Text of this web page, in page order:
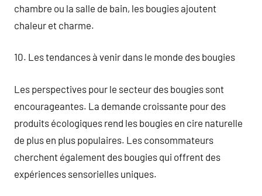
chambre ou la salle de bain, les bougies ajoutent
chaleur et charme.
10. Les tendances à venir dans le monde des bougies
Les perspectives pour le secteur des bougies sont
encourageantes. La demande croissante pour des
produits écologiques rend les bougies en cire naturelle
de plus en plus populaires. Les consommateurs
cherchent également des bougies qui offrent des
expériences sensorielles uniques.